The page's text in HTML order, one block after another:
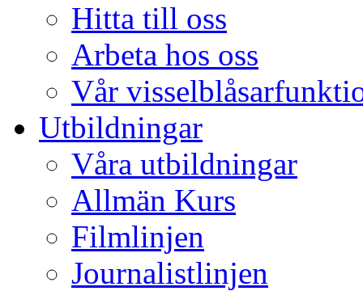
Hitta till oss
Arbeta hos oss
Vår
Utbildningar
Våra utbildningar
Allmän Kurs
Filmlinjen
Journalistlinjen